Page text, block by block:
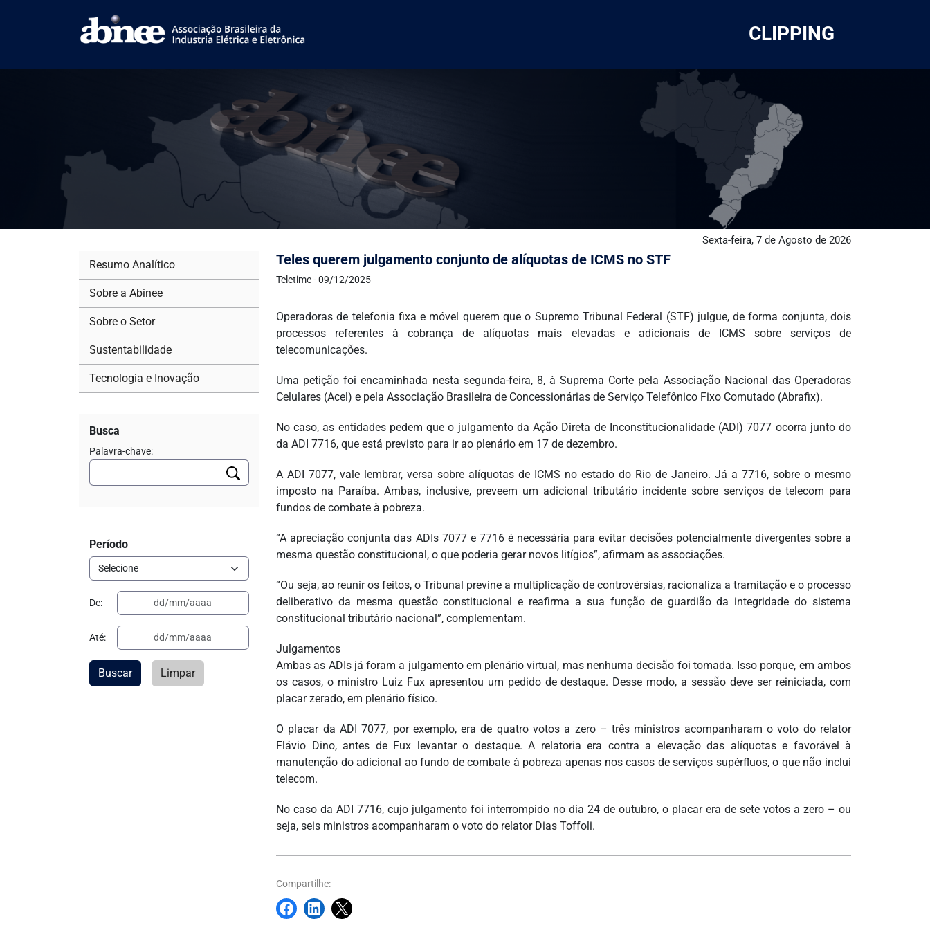
CLIPPING
Sexta-feira, 7 de Agosto de 2026
Teles querem julgamento conjunto de alíquotas de ICMS no STF
Teletime - 09/12/2025
Operadoras de telefonia fixa e móvel querem que o Supremo Tribunal Federal (STF) julgue, de forma conjunta, dois
processos referentes à cobrança de alíquotas mais elevadas e adicionais de ICMS sobre serviços de
telecomunicações.
Uma petição foi encaminhada nesta segunda-feira, 8, à Suprema Corte pela Associação Nacional das Operadoras
Celulares (Acel) e pela Associação Brasileira de Concessionárias de Serviço Telefônico Fixo Comutado (Abrafix).
No caso, as entidades pedem que o julgamento da Ação Direta de Inconstitucionalidade (ADI) 7077 ocorra junto do
da ADI 7716, que está previsto para ir ao plenário em 17 de dezembro.
A ADI 7077, vale lembrar, versa sobre alíquotas de ICMS no estado do Rio de Janeiro. Já a 7716, sobre o mesmo
imposto na Paraíba. Ambas, inclusive, preveem um adicional tributário incidente sobre serviços de telecom para
fundos de combate à pobreza.
“A apreciação conjunta das ADIs 7077 e 7716 é necessária para evitar decisões potencialmente divergentes sobre a
mesma questão constitucional, o que poderia gerar novos litígios”, afirmam as associações.
“Ou seja, ao reunir os feitos, o Tribunal previne a multiplicação de controvérsias, racionaliza a tramitação e o processo
deliberativo da mesma questão constitucional e reafirma a sua função de guardião da integridade do sistema
constitucional tributário nacional”, complementam.
Julgamentos
Ambas as ADIs já foram a julgamento em plenário virtual, mas nenhuma decisão foi tomada. Isso porque, em ambos
os casos, o ministro Luiz Fux apresentou um pedido de destaque. Desse modo, a sessão deve ser reiniciada, com
placar zerado, em plenário físico.
O placar da ADI 7077, por exemplo, era de quatro votos a zero – três ministros acompanharam o voto do relator
Flávio Dino, antes de Fux levantar o destaque. A relatoria era contra a elevação das alíquotas e favorável à
manutenção do adicional ao fundo de combate à pobreza apenas nos casos de serviços supérfluos, o que não inclui
telecom.
No caso da ADI 7716, cujo julgamento foi interrompido no dia 24 de outubro, o placar era de sete votos a zero – ou
seja, seis ministros acompanharam o voto do relator Dias Toffoli.
Compartilhe:
Resumo Analítico
Sobre a Abinee
Sobre o Setor
Sustentabilidade
Tecnologia e Inovação
Busca
Palavra-chave:
Período
De:
Até:
Buscar Limpar